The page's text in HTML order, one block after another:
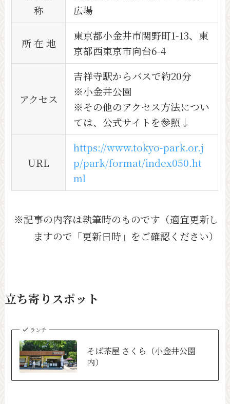
称
広場
所 在 地
東京都小金井市関野町1-13、東
京都西東京市向台6-4
アクセス
吉祥寺駅からバスで約20分
※小金井公園
※その他のアクセス方法につい
ては、公式サイトを参照↓
URL
https://www.tokyo-park.or.j
p/park/format/index050.ht
ml
※記事の内容は執筆時のものです（適宜更新し
ますので「更新日時」をご確認ください）
立ち寄りスポット
ランチ
そば茶屋 さくら（小金井公園
内）